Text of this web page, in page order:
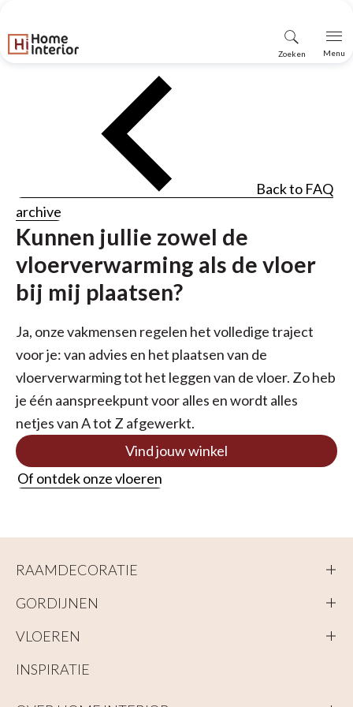
Zoeken Menu
Back to FAQ
archive
Kunnen jullie zowel de
vloerverwarming als de vloer
bij mij plaatsen?
Ja, onze vakmensen regelen het volledige traject
voor je: van advies en het plaatsen van de
vloerverwarming tot het leggen van de vloer. Zo heb
je één aanspreekpunt voor alles en wordt alles
netjes van A tot Z afgewerkt.
Vind jouw winkel
Of ontdek onze vloeren
RAAMDECORATIE
GORDIJNEN
VLOEREN
INSPIRATIE